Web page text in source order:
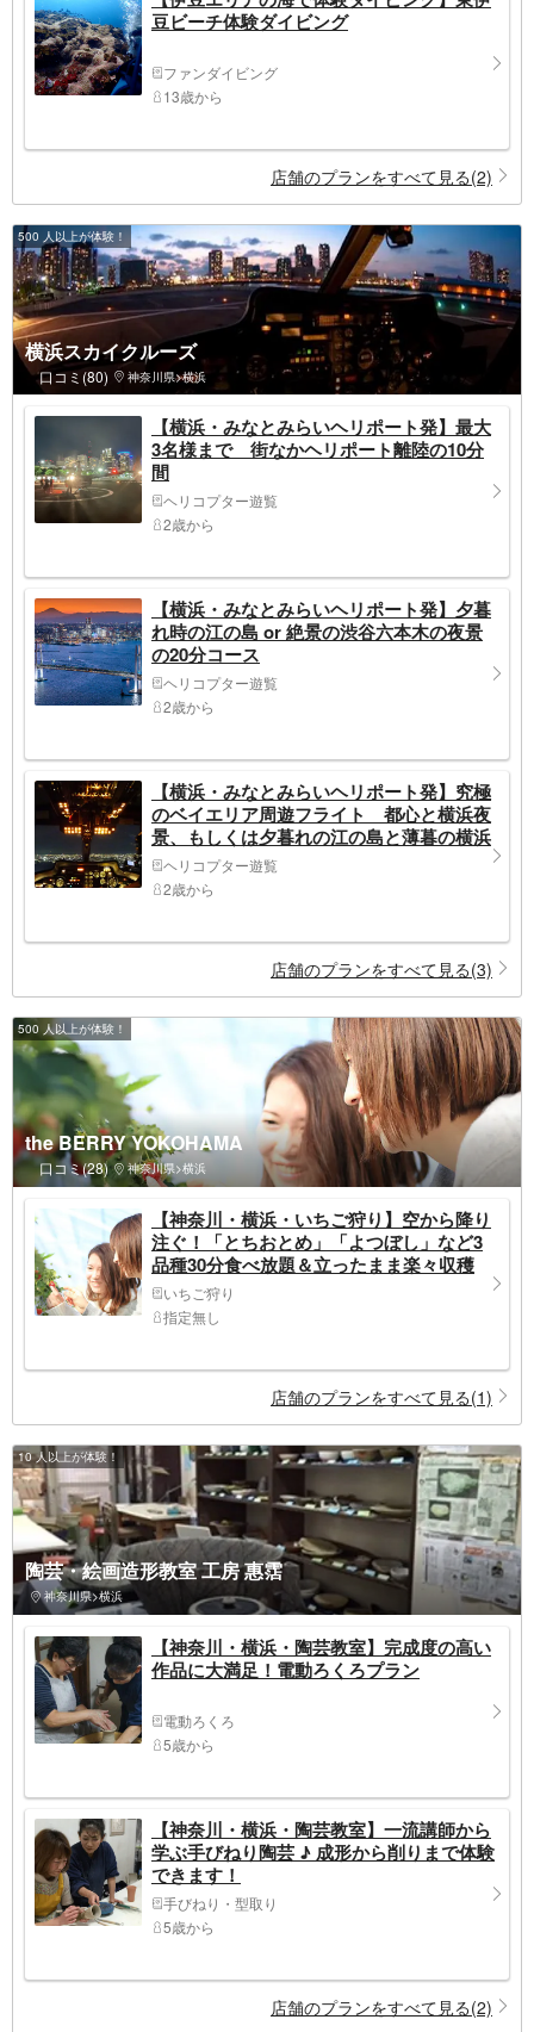
豆ビーチ体験ダイビング
ファンダイビング
13歳から
店舗のプランをすべて見る(2)
500 人以上が体験！
横浜スカイクルーズ
口コミ(80) 神奈川県>横浜
【横浜・みなとみらいヘリポート発】最大
3名様まで 街なかヘリポート離陸の10分
間
ヘリコプター遊覧
2歳から
【横浜・みなとみらいヘリポート発】夕暮
れ時の江の島 or 絶景の渋谷六本木の夜景
の20分コース
ヘリコプター遊覧
2歳から
【横浜・みなとみらいヘリポート発】究極
のベイエリア周遊フライト 都心と横浜夜
景、もしくは夕暮れの江の島と薄暮の横浜
夜景
ヘリコプター遊覧
2歳から
店舗のプランをすべて見る(3)
500 人以上が体験！
the BERRY YOKOHAMA
口コミ(28) 神奈川県>横浜
【神奈川・横浜・いちご狩り】空から降り
注ぐ！「とちおとめ」「よつぼし」など3
品種30分食べ放題＆立ったまま楽々収穫
いちご狩り
指定無し
店舗のプランをすべて見る(1)
10 人以上が体験！
陶芸・絵画造形教室 工房 惠霑
神奈川県>横浜
【神奈川・横浜・陶芸教室】完成度の高い
作品に大満足！電動ろくろプラン
電動ろくろ
5歳から
【神奈川・横浜・陶芸教室】一流講師から
学ぶ手びねり陶芸 ♪ 成形から削りまで体験
できます！
手びねり・型取り
5歳から
店舗のプランをすべて見る(2)